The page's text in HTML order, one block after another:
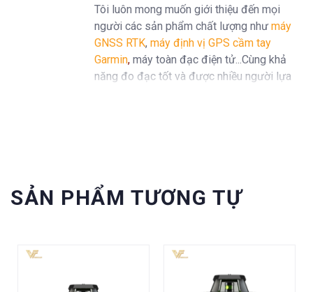
Tôi luôn mong muốn giới thiệu đến mọi
người các sản phẩm chất lượng như máy
GNSS RTK, máy định vị GPS cầm tay
Garmin, máy toàn đạc điện tử...Cùng khả
năng đo đạc tốt và được nhiều người lựa
SẢN PHẨM TƯƠNG TỰ